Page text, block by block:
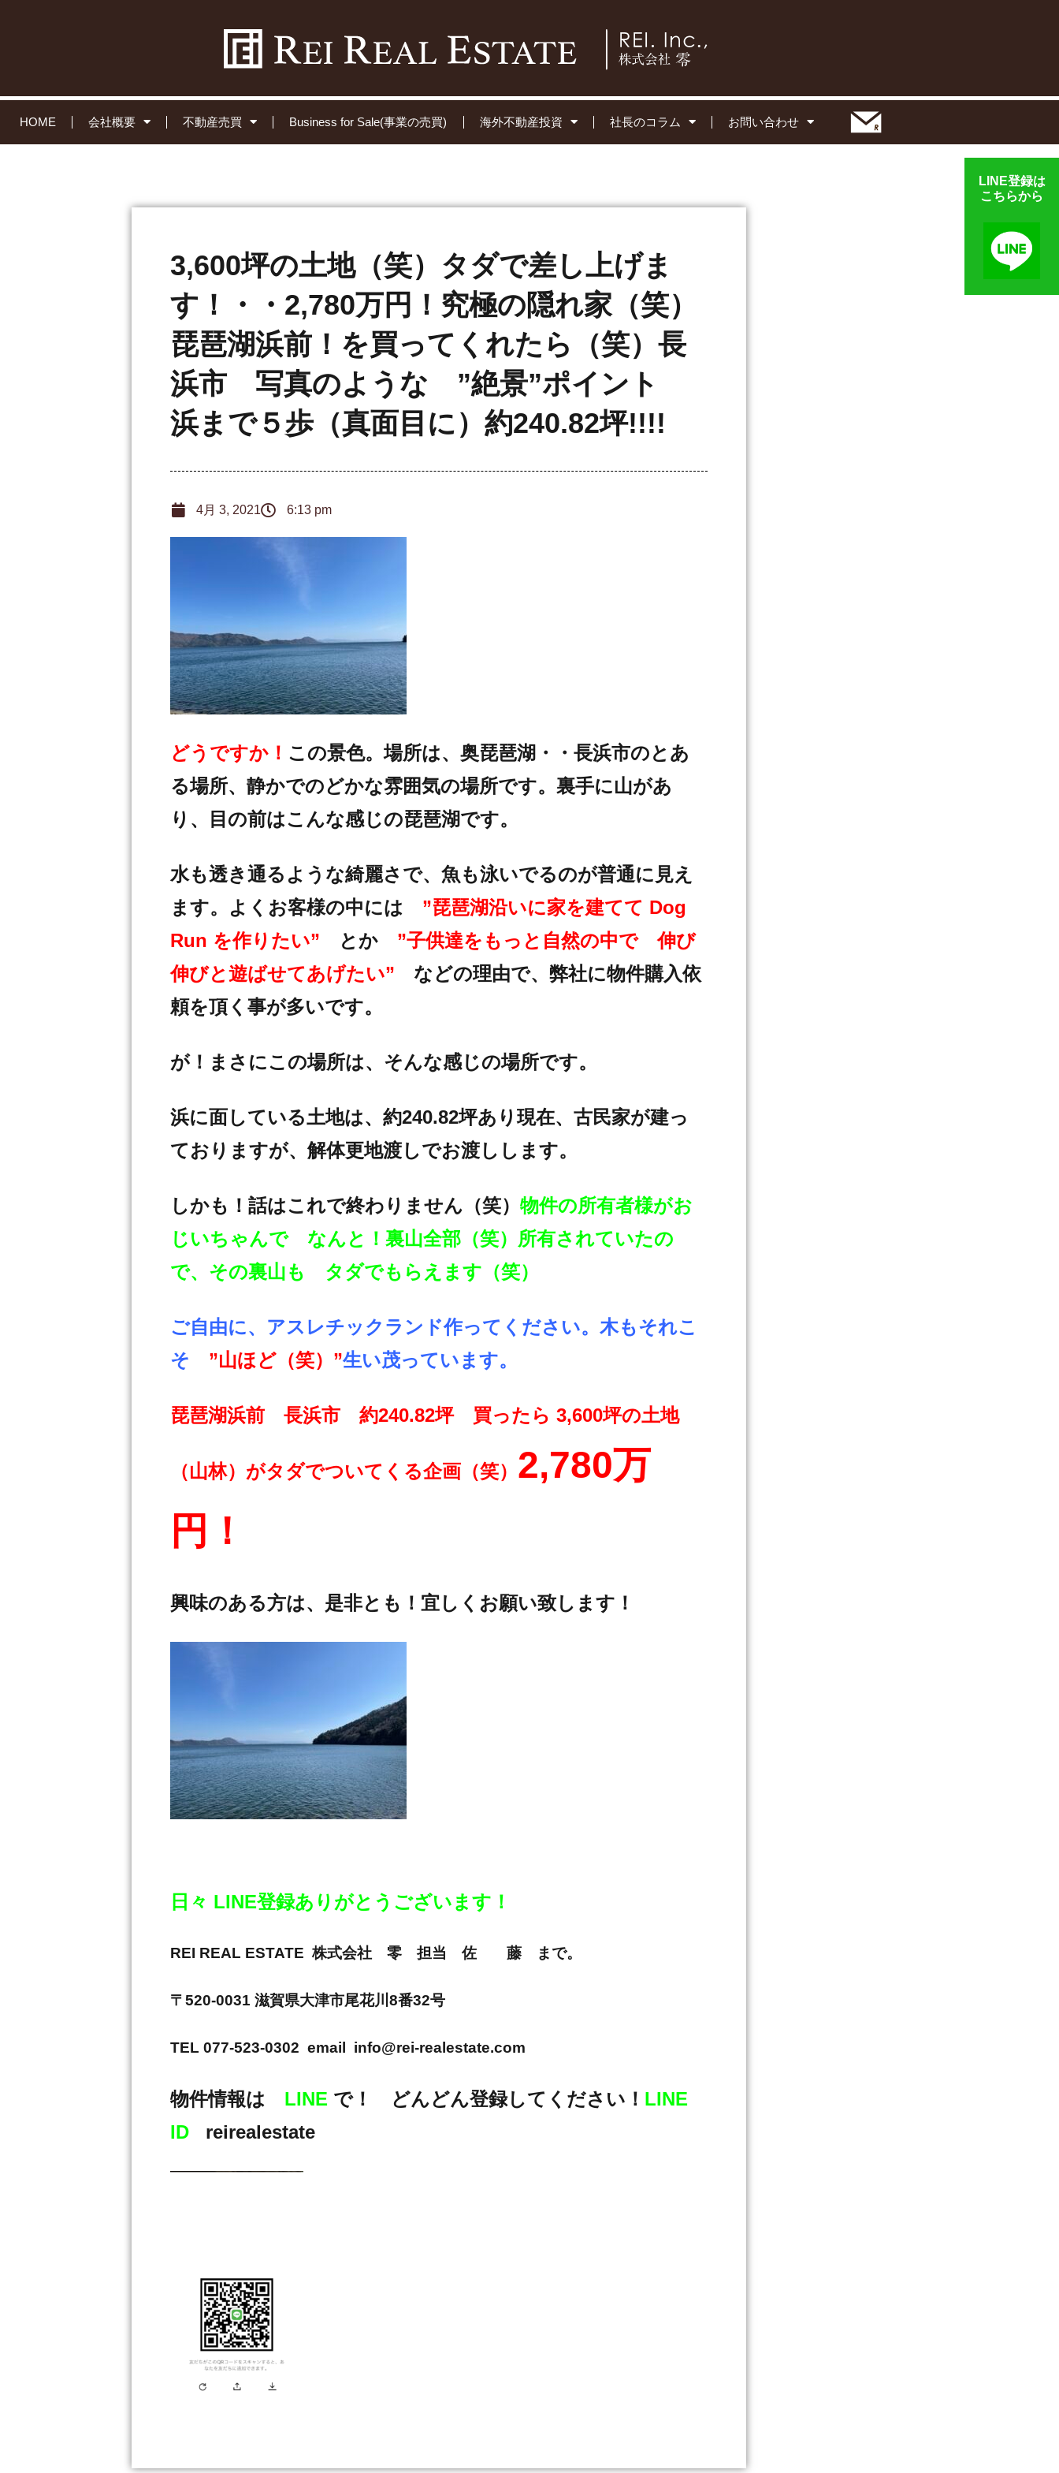
HOME 会社概要 不動産売買 Business for Sale(事業の売買) 海外不動産投資 社長のコラム お問い合わせ
LINE登録は
こちらから
3,600坪の土地（笑）タダで差し上げま
す！・・2,780万円！究極の隠れ家（笑）
琵琶湖浜前！を買ってくれたら（笑）長
浜市 写真のような ”絶景”ポイント
浜まで５歩（真面目に）約240.82坪!!!!
4月 3, 2021 6:13 pm
どうですか！ この景色。場所は、奥琵琶湖・・長浜市のとあ
る場所、静かでのどかな雰囲気の場所です。裏手に山があ
り、目の前はこんな感じの琵琶湖です。
水も透き通るような綺麗さで、魚も泳いでるのが普通に見え
ます。よくお客様の中には ”琵琶湖沿いに家を建てて Dog
Run を作りたい”
とか ”子供達をもっと自然の中で 伸び
伸びと遊ばせてあげたい” などの理由で、弊社に物件購入依
頼を頂く事が多いです。
が！まさにこの場所は、そんな感じの場所です。
浜に面している土地は、約240.82坪あり現在、古民家が建っ
ておりますが、解体更地渡しでお渡しします。
しかも！話はこれで終わりません（笑） 物件の所有者様がお
じいちゃんで なんと！裏山全部（笑）所有されていたの
で、その裏山も タダでもらえます（笑）
ご自由に、アスレチックランド作ってください。木もそれこ
そ ”山ほど（笑）”生い茂っています。
琵琶湖浜前 長浜市 約240.82坪 買ったら 3,600坪の土地
（山林）がタダでついてくる企画（笑） 2,780万
円！
興味のある方は、是非とも！宜しくお願い致します！
日々 LINE登録ありがとうございます！
REI REAL ESTATE 株式会社 零 担当 佐 藤 まで。
〒520-0031 滋賀県大津市尾花川8番32号
TEL 077-523-0302 email info@rei-realestate.com
物件情報は LINE で！ どんどん登録してください！ LINE
ID reirealestate